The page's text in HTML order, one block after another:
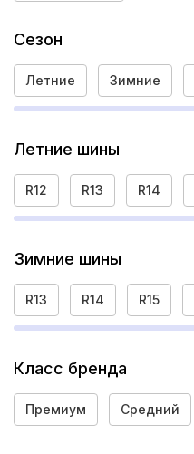
Сезон
Летние Зимние
Летние шины
R12 R13 R14
Зимние шины
R13 R14 R15
Класс бренда
Премиум Средний